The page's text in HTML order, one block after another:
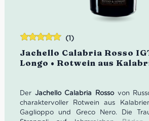
Jachello Calabria Rosso
Longo • Rotwein aus
(1)
Der Jachello Calabria Rossovon
charaktervoller Rotwein aus
Gaglioppo und Greco Nero. Die
Bewertet
mit5.00von
5